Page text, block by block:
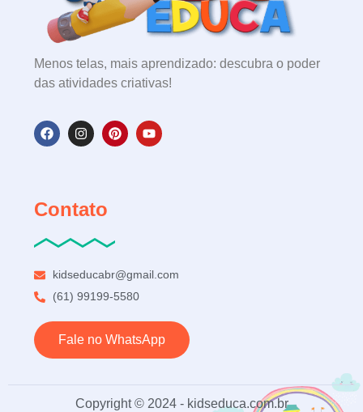
Menos telas, mais aprendizado: descubra o poder
das atividades criativas!
Contato
kidseducabr@gmail.com
(61) 99199-5580
Fale no WhatsApp
Copyright © 2024 - kidseduca.com.br